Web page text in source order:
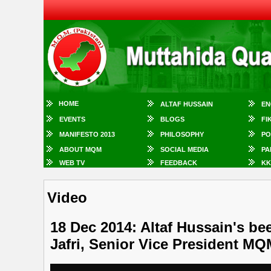
HOME ALTAF HUSSAIN
EVENTS BLOGS
MANIFESTO 2013 PHILOSOPHY
ABOUT MQM SOCIAL MEDIA
WEB TV
FEEDBACK
Video
18 Dec 2014: Altaf Hussain's
Jafri, Senior Vice President